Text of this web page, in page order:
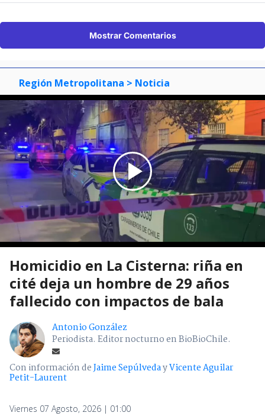
Mostrar Comentarios
Región Metropolitana > Noticia
Homicidio en La Cisterna: riña en
cité deja un hombre de 29 años
fallecido con impactos de bala
Antonio González
Periodista. Editor nocturno en BioBioChile.
Con información deJaime SepúlvedayVicente Aguilar
Petit-Laurent
Viernes 07 Agosto, 2026 | 01:00